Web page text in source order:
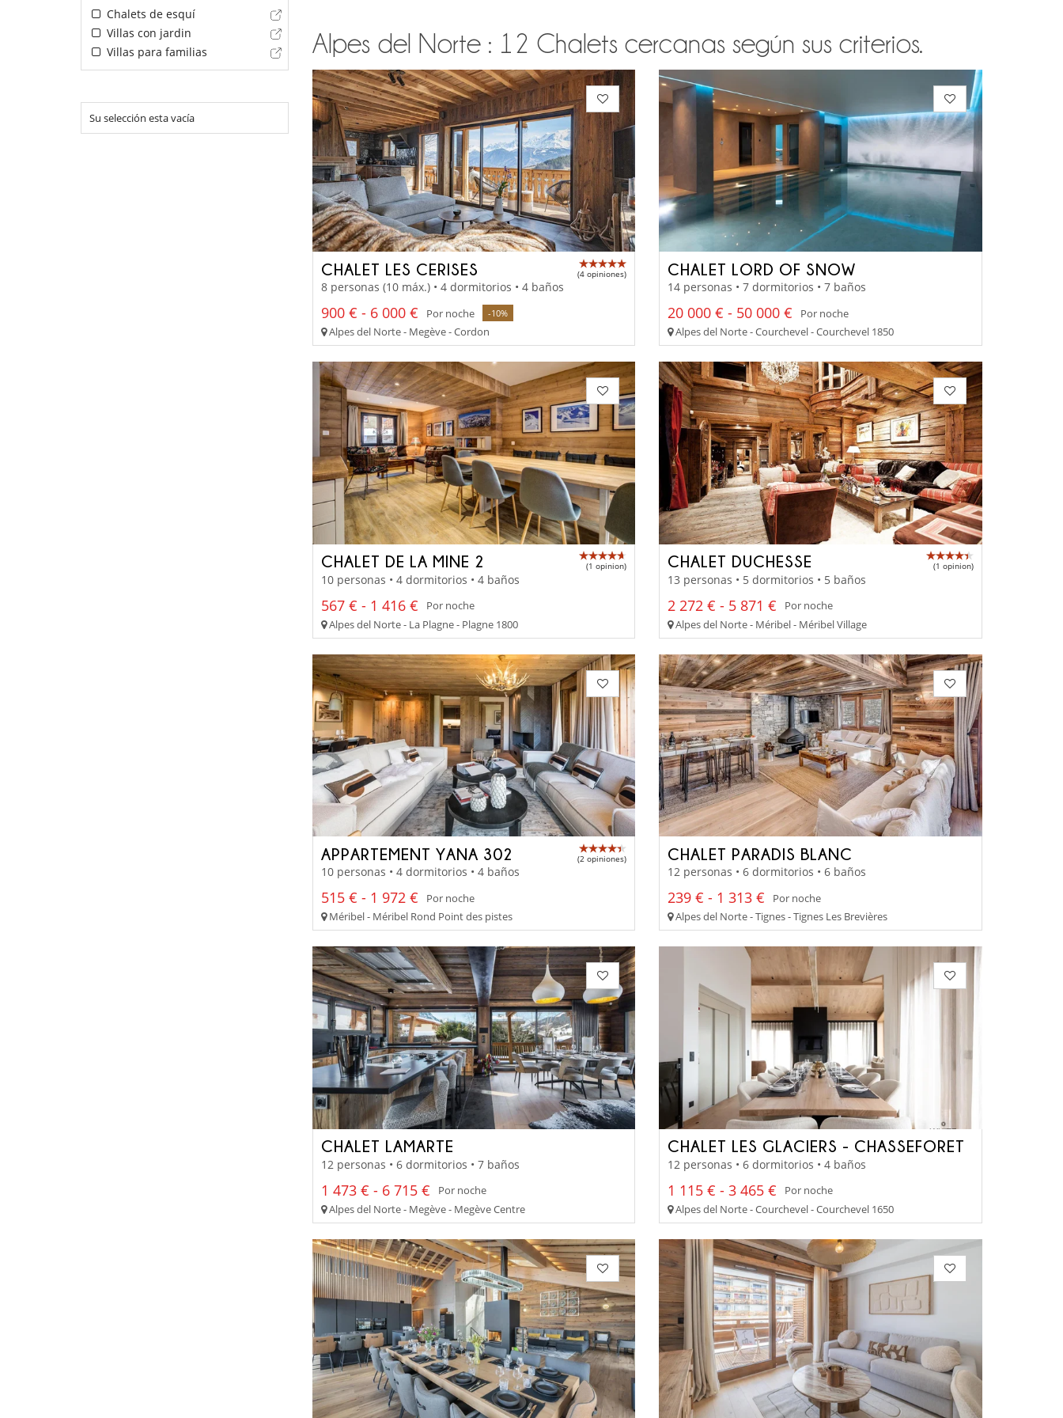
Chalets de esquí
Villas con jardin
Villas para familias
Su selección esta vacía
Alpes del Norte : 12 Chalets cercanas según sus criterios.
CHALET LES CERISES (4 opiniones)
8 personas (10 máx.) • 4 dormitorios • 4 baños
900 € - 6 000 € Por noche -10%
Alpes del Norte - Megève - Cordon
CHALET LORD OF SNOW
14 personas • 7 dormitorios • 7 baños
20 000 € - 50 000 €
Por noche
Alpes del Norte - Courchevel - Courchevel 1850
CHALET DE LA MINE 2 (1 opinion)
10 personas • 4 dormitorios • 4 baños
567 € - 1 416 €
Por noche
Alpes del Norte - La Plagne - Plagne 1800
CHALET DUCHESSE (1 opinion)
13 personas • 5 dormitorios • 5 baños
2 272 € - 5 871 €
Por noche
Alpes del Norte - Méribel - Méribel Village
APPARTEMENT YANA 302 (2 opiniones)
10 personas • 4 dormitorios • 4 baños
515 € - 1 972 €
Por noche
Méribel - Méribel Rond Point des pistes
CHALET PARADIS BLANC
12 personas • 6 dormitorios • 6 baños
239 € - 1 313 €
Por noche
Alpes del Norte - Tignes - Tignes Les Brevières
CHALET LAMARTE
12 personas • 6 dormitorios • 7 baños
1 473 € - 6 715 €
Por noche
Alpes del Norte - Megève - Megève Centre
CHALET LES GLACIERS - CHASSEFORET
12 personas • 6 dormitorios • 4 baños
1 115 € - 3 465 €
Por noche
Alpes del Norte - Courchevel - Courchevel 1650